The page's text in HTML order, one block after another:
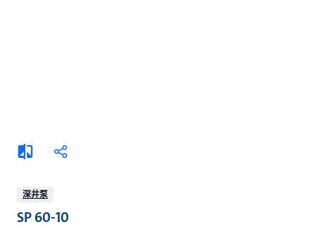
添
加
较
分
深井泵
SP 60-10